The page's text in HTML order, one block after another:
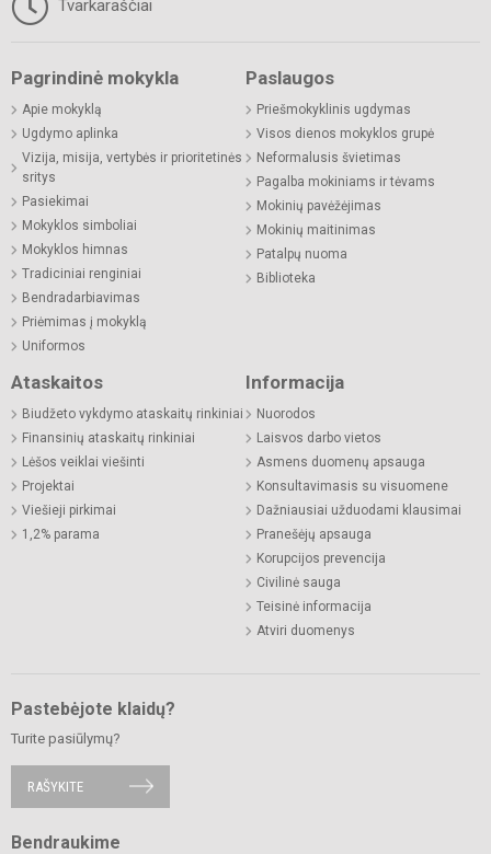
Tvarkaraščiai
Pagrindinė mokykla
Apie mokyklą
Ugdymo aplinka
Vizija, misija, vertybės ir prioritetinės
sritys
Pasiekimai
Mokyklos simboliai
Mokyklos himnas
Tradiciniai renginiai
Bendradarbiavimas
Priėmimas į mokyklą
Uniformos
Paslaugos
Priešmokyklinis ugdymas
Visos dienos mokyklos grupė
Neformalusis švietimas
Pagalba mokiniams ir tėvams
Mokinių pavėžėjimas
Mokinių maitinimas
Patalpų nuoma
Biblioteka
Ataskaitos
Biudžeto vykdymo ataskaitų rinkiniai
Finansinių ataskaitų rinkiniai
Lėšos veiklai viešinti
Projektai
Viešieji pirkimai
1,2% parama
Informacija
Nuorodos
Laisvos darbo vietos
Asmens duomenų apsauga
Konsultavimasis su visuomene
Dažniausiai užduodami klausimai
Pranešėjų apsauga
Korupcijos prevencija
Civilinė sauga
Teisinė informacija
Atviri duomenys
Pastebėjote klaidų?
Turite pasiūlymų?
RAŠYKITE
Bendraukime